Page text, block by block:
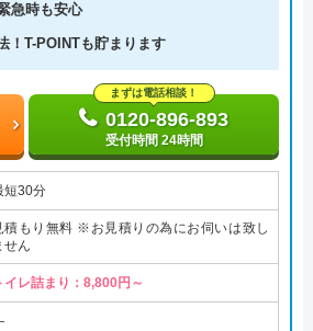
急時も安心
！T-POINTも貯まります
まずは電話相談！
0120-896-893
受付時間 24時間
短30分
積もり無料 ※お見積りの為にお伺いは致し
せん
イレ詰まり：8,800円～